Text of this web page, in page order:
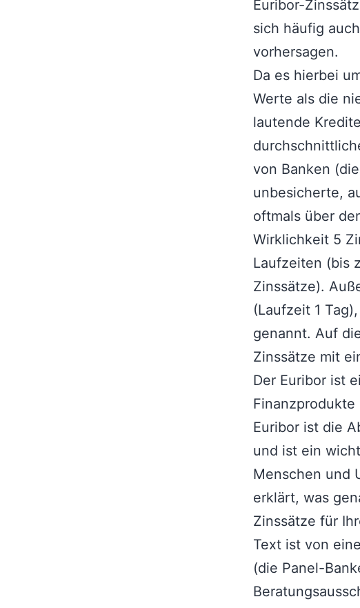
Euribor-
sich häufig
vorhersagen.
Da es hierbei
Werte als die
lautende
von Banken
unbesicherte,
oftmals über
Wirklichkeit 5
Laufzeiten (bis
Zinssätze).
(Laufzeit 1
genannt. Auf
Zinssätze mit
Der Euribor ist
Finanzprodukte
Euribor ist die
und ist ein
Menschen und
erklärt, was
Zinssätze für
Text ist von
(die Panel-